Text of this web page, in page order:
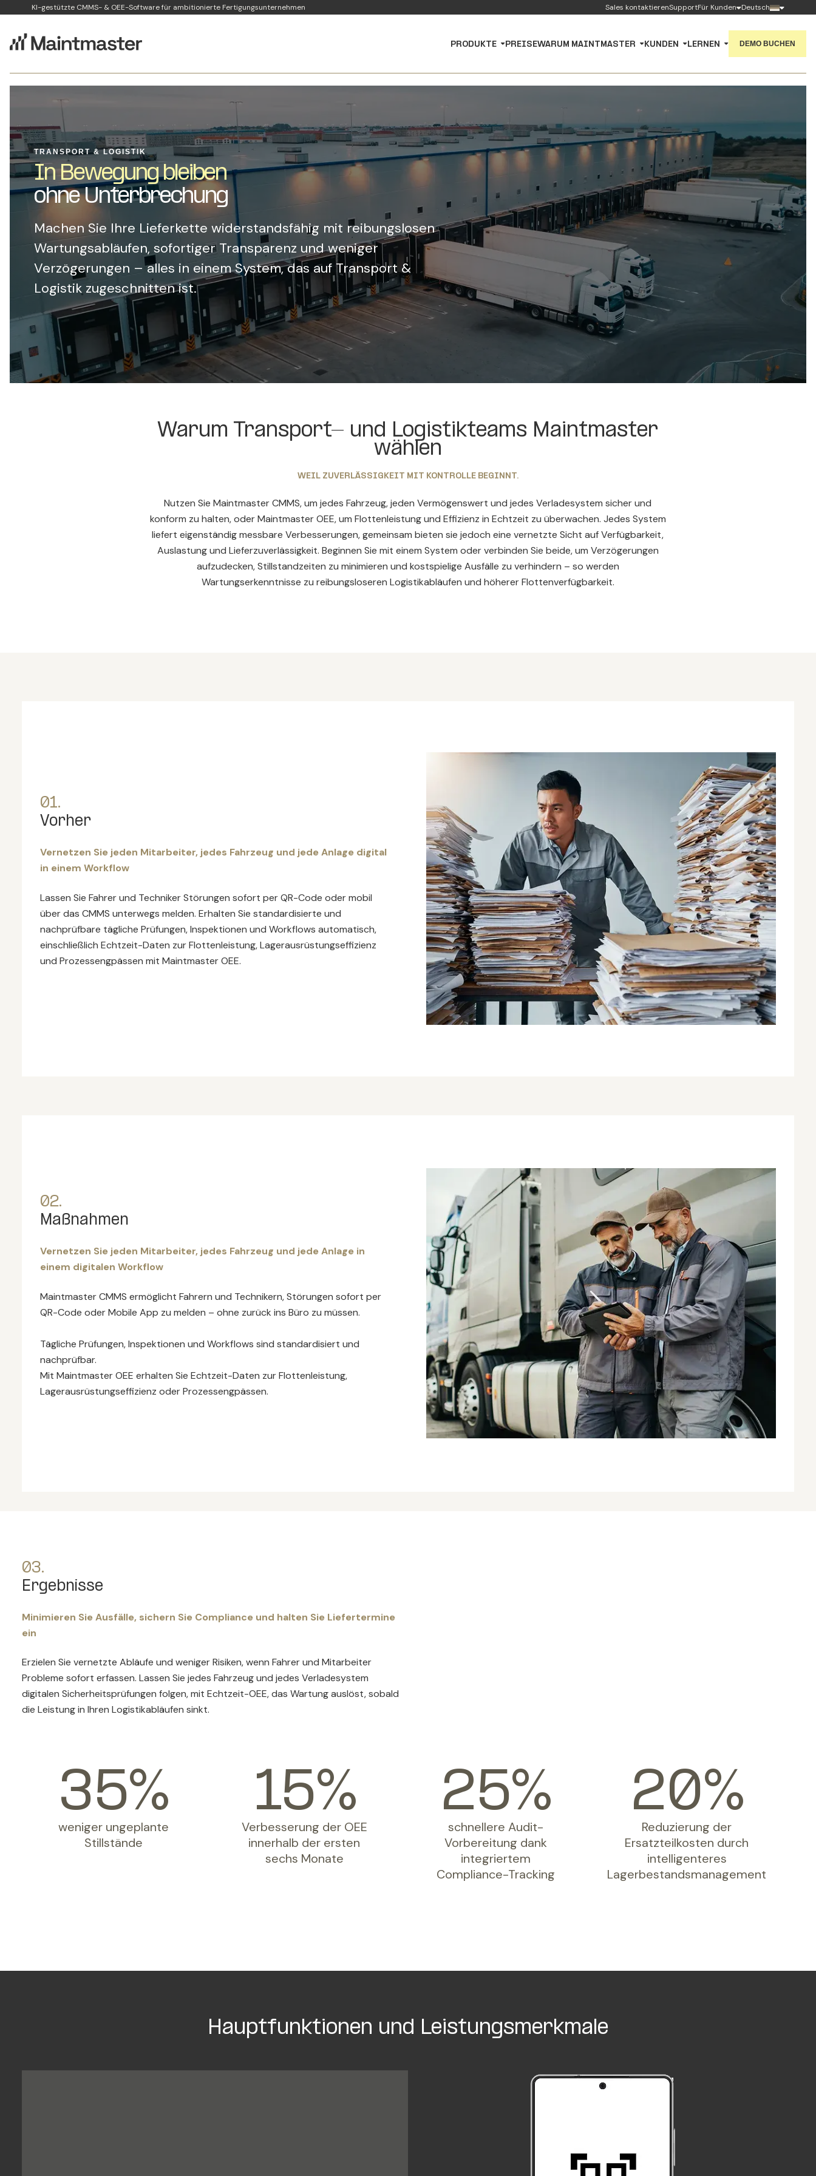
KI-gestützte CMMS- & OEE-Software für ambitionierte Fertigungsunternehmen Sales kontaktierenSupportFür Kunden Deutsch
PRODUKTE PREISEWARUM MAINTMASTER KUNDEN LERNEN DEMO BUCHEN
TRANSPORT & LOGISTIK
In Bewegung bleiben
ohne Unterbrechung
Machen Sie Ihre Lieferkette widerstandsfähig mit reibungslosen
Wartungsabläufen, sofortiger Transparenz und weniger
Verzögerungen – alles in einem System, das auf Transport &
Logistik zugeschnitten ist.
Warum Transport- und Logistikteams Maintmaster
wählen
WEIL ZUVERLÄSSIGKEIT MIT KONTROLLE BEGINNT.
Nutzen Sie Maintmaster CMMS, um jedes Fahrzeug, jeden Vermögenswert und jedes Verladesystem sicher und
konform zu halten, oder Maintmaster OEE, um Flottenleistung und Effizienz in Echtzeit zu überwachen. Jedes System
liefert eigenständig messbare Verbesserungen, gemeinsam bieten sie jedoch eine vernetzte Sicht auf Verfügbarkeit,
Auslastung und Lieferzuverlässigkeit. Beginnen Sie mit einem System oder verbinden Sie beide, um Verzögerungen
aufzudecken, Stillstandzeiten zu minimieren und kostspielige Ausfälle zu verhindern – so werden
Wartungserkenntnisse zu reibungsloseren Logistikabläufen und höherer Flottenverfügbarkeit.
01.
Vorher
Vernetzen Sie jeden Mitarbeiter, jedes Fahrzeug und jede Anlage digital
in einem Workflow
Lassen Sie Fahrer und Techniker Störungen sofort per QR-Code oder mobil
über das CMMS unterwegs melden. Erhalten Sie standardisierte und
nachprüfbare tägliche Prüfungen, Inspektionen und Workflows automatisch,
einschließlich Echtzeit-Daten zur Flottenleistung, Lagerausrüstungseffizienz
und Prozessengpässen mit Maintmaster OEE.
02.
Maßnahmen
Vernetzen Sie jeden Mitarbeiter, jedes Fahrzeug und jede Anlage in
einem digitalen Workflow
Maintmaster CMMS ermöglicht Fahrern und Technikern, Störungen sofort per
QR-Code oder Mobile App zu melden – ohne zurück ins Büro zu müssen.
Tägliche Prüfungen, Inspektionen und Workflows sind standardisiert und
nachprüfbar.
Mit Maintmaster OEE erhalten Sie Echtzeit-Daten zur Flottenleistung,
Lagerausrüstungseffizienz oder Prozessengpässen.
03.
Ergebnisse
Minimieren Sie Ausfälle, sichern Sie Compliance und halten Sie Liefertermine
ein
Erzielen Sie vernetzte Abläufe und weniger Risiken, wenn Fahrer und Mitarbeiter
Probleme sofort erfassen. Lassen Sie jedes Fahrzeug und jedes Verladesystem
digitalen Sicherheitsprüfungen folgen, mit Echtzeit-OEE, das Wartung auslöst, sobald
die Leistung in Ihren Logistikabläufen sinkt.
35
weniger ungeplante
Stillstände
15
Verbesserung der OEE
innerhalb der ersten
sechs Monate
25
schnellere Audit-
Vorbereitung dank
integriertem
Compliance-Tracking
20
Reduzierung der
Ersatzteilkosten durch
intelligenteres
Lagerbestandsmanagement
Hauptfunktionen und Leistungsmerkmale